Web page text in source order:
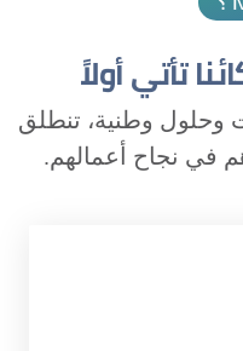
تأتي أولاً
وحلول وطنية، تنطلق
في نجاح أعمالهم.